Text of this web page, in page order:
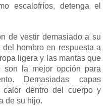
escalofríos, detenga el
de vestir demasiado a su
hombro en respuesta a
ligera y las mantas que
son la mejor opción para
Demasiadas capas
calor dentro del cuerpo y
de su hijo.